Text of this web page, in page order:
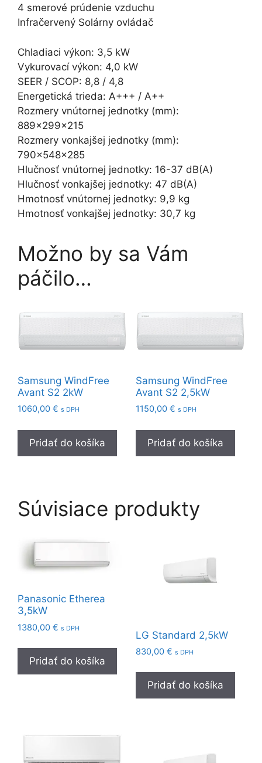
4 smerové prúdenie vzduchu
Infračervený Solárny ovládač
Chladiaci výkon: 3,5 kW
Vykurovací výkon: 4,0 kW
SEER / SCOP: 8,8 / 4,8
Energetická trieda: A+++ / A++
Rozmery vnútornej jednotky (mm):
889x299x215
Rozmery vonkajšej jednotky (mm):
790x548x285
Hlučnosť vnútornej jednotky: 16-37 dB(A)
Hlučnosť vonkajšej jednotky: 47 dB(A)
Hmotnosť vnútornej jednotky: 9,9 kg
Hmotnosť vonkajšej jednotky: 30,7 kg
Možno by sa Vám
páčilo…
Samsung WindFree
Avant S2 2kW
1060,00 € s DPH
Pridať do košíka
Samsung WindFree
Avant S2 2,5kW
1150,00 € s DPH
Pridať do košíka
Súvisiace produkty
Panasonic Etherea
3,5kW
1380,00 € s DPH
Pridať do košíka
LG Standard 2,5kW
830,00 € s DPH
Pridať do košíka